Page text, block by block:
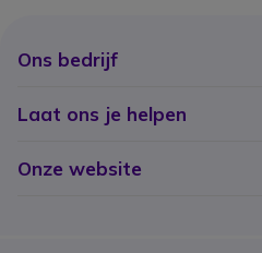
Ons bedrijf
Laat ons je helpen
Onze website